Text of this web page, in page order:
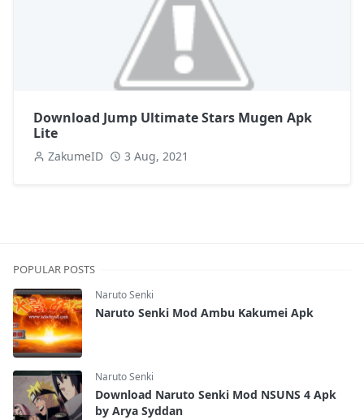
Download Jump Ultimate Stars Mugen Apk
Lite
ZakumeID 3 Aug, 2021
POPULAR POSTS
Naruto Senki
Naruto Senki Mod Ambu Kakumei Apk
Naruto Senki
Download Naruto Senki Mod NSUNS 4 Apk
by Arya Syddan